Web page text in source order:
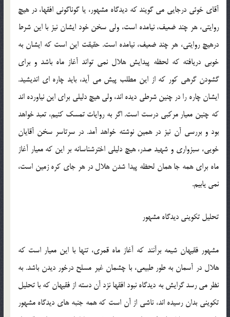
آقاي خوئي درجايي مي گويند كه ديدگاه مشهور، يا گوناگوني افقها، در هيچ
روايتي، هر چند ضعيف، نيامده است، ولي سخن خود ايشان نيز با اين شرط
درهيچ روايتي، هر چند ضعيف، نيامده است. حقيقت اين است كه ايشان به
خوبي دريافته كه لحظه پيدايش هلال نمي تواند آغاز ماه باشد و براي
گشودن گرهي كور كه از اين مطلب پيش مي آيد، بايد چاره اي انديشيد.
ايشان چاره را در چنين شرطي ديده اند، ولي هيچ دليلي براي اين نياورده اند
كه چنين معيار مركبي درست است. اگر به روايات تمسك كنيم، تعبد خواهد
بود و بررسي آن نيز در همين نوشته خواهد آمد. در سرتاسر سخن آقايان
خويي، سبزواري و شهيد صدر، هيچ دليلي اخترشناسانه بر اين كه معيار آغاز
ماه براي همه جا همان لحظه پيدا شدن هلال در هر جاي كره زمين است،
نمي يابيم.
تحليل تكويني ديدگاه مشهور
مشهور فقيهان شيعه برآنند كه آغاز ماه قمري، تنها با اين معيار است كه
هلال در آسمان به طور طبيعي، با چشمان غير مسلح درخور ديدن باشد. به
نظر مي رسد گرايش به ديدگاه نبود افقها نزد آن دسته از فقيهان كه با تحليل
تكويني بدان رسيده اند، ناشي از آن است كه همه جنبه هاي ديدگاه مشهور